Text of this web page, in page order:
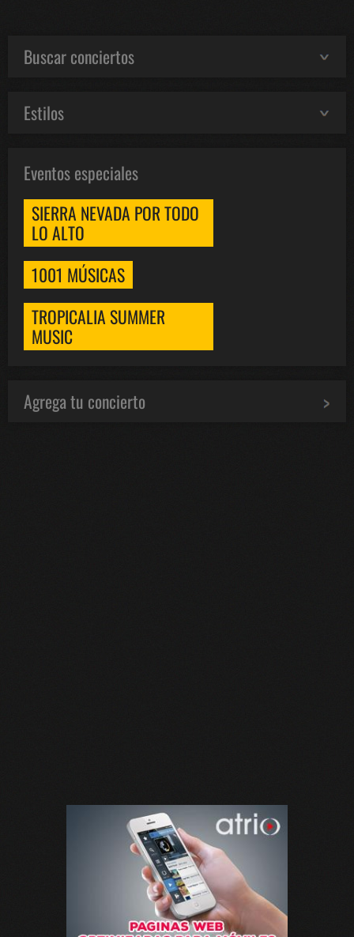
Buscar conciertos
Estilos
Eventos especiales
SIERRA NEVADA POR TODO
LO ALTO
1001 MÚSICAS
TROPICALIA SUMMER
MUSIC
Agrega tu concierto